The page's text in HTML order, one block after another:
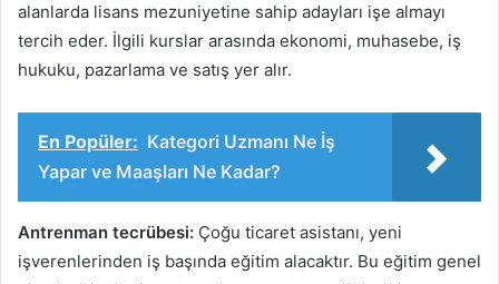
alanlarda lisans mezuniyetine sahip adayları işe almayı
tercih eder. İlgili kurslar arasında ekonomi, muhasebe, iş
hukuku, pazarlama ve satış yer alır.
En Popüler: Kategori Uzmanı Ne İş
Yapar ve Maaşları Ne Kadar?
Antrenman tecrübesi: Çoğu ticaret asistanı, yeni
işverenlerinden iş başında eğitim alacaktır. Bu eğitim genel